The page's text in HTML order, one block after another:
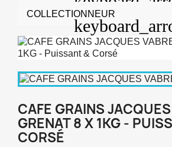
COLLECTIONNEUR
CAFE GRAINS
GRENAT 8 X 1KG -
CORSÉ